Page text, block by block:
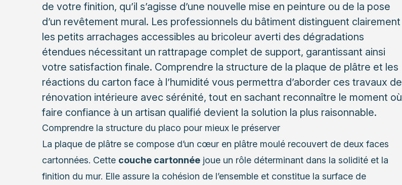
de votre finition, qu’il s’agisse d’une nouvelle mise en peinture ou de la pose
d’un revêtement mural. Les professionnels du bâtiment distinguent clairement
les petits arrachages accessibles au bricoleur averti des dégradations
étendues nécessitant un rattrapage complet de support, garantissant ainsi
votre satisfaction finale. Comprendre la structure de la plaque de plâtre et les
réactions du carton face à l’humidité vous permettra d’aborder ces travaux de
rénovation intérieure avec sérénité, tout en sachant reconnaître le moment où
faire confiance à un artisan qualifié devient la solution la plus raisonnable.
Comprendre la structure du placo pour mieux le préserver
La plaque de plâtre se compose d’un cœur en plâtre moulé recouvert de deux faces
cartonnées. Cette couche cartonnéejoue un rôle déterminant dans la solidité et la
finition du mur. Elle assure la cohésion de l’ensemble et constitue la surface de